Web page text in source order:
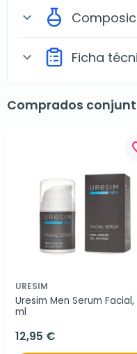
expand_more
expand_more Ficha
Comprados
URESIM
Uresim Men Serum Facial,
ml
12,95 €